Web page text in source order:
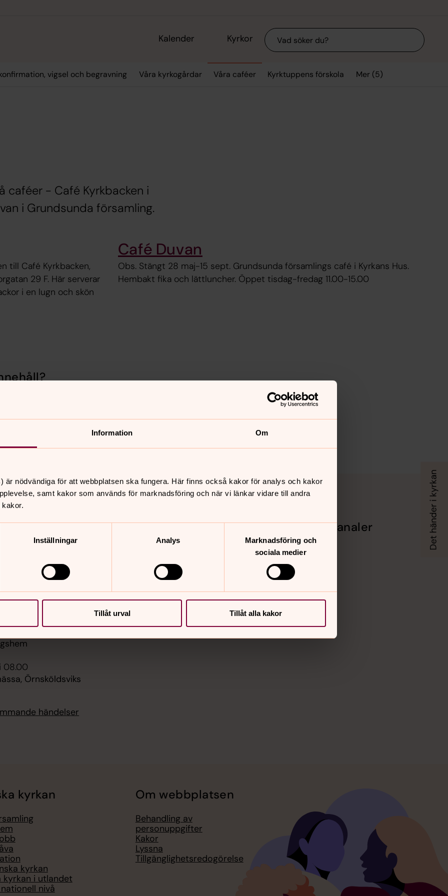
Information Om
är nödvändiga för att webbplatsen ska fungera. Här finns också kakor för analys och kakor
samt kakor som används för marknadsföring och när vi länkar vidare till andra
Inställningar Analys
Marknadsföring och
sociala medier
Tillåt urval Tillåt alla kakor
Kalender Kyrkor Sök
vigsel och begravning Våra kyrkogårdar Våra caféer Kyrktuppens förskola Mer (5)
caféer - Café Kyrkbacken i
i Grundsunda församling.
till Café Kyrkbacken,
29 F. Här serverar
i en lugn och skön
Café Duvan
Obs. Stängt 28 maj-15 sept. Grundsunda församlings café i Kyrkans Hus.
Hembakt fika och lättluncher. Öppet tisdag-fredag 11.00-15.00
Arnäs, Arnäs kyrka
08.00
Örnsköldsviks
händelser
Hitta snabbt Sociala kanaler
Facebook
Instagram
Vimeo
kyrkan
kyrkan
kyrkan i utlandet
nivå
Om webbplatsen
Behandling av
personuppgifter
Kakor
Lyssna
Tillgänglighetsredogörelse